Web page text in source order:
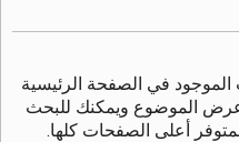
في الصفحة الرئيسية
الموضوع ويمكنك للبحث
أعلى الصفحات كلها.